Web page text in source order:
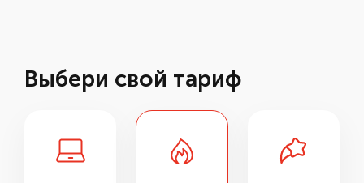
Выбери свой тариф